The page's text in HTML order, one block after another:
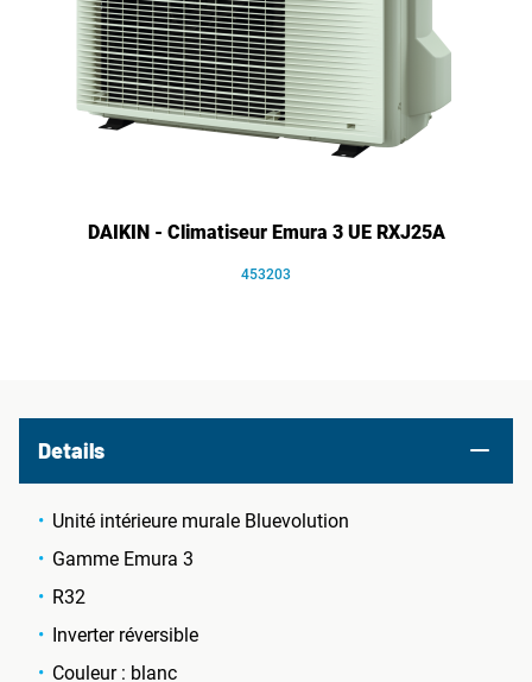
DAIKIN - Climatiseur Emura 3 UE RXJ25A
453203
Details
Unité intérieure murale Bluevolution
Gamme Emura 3
R32
Inverter réversible
Couleur : blanc